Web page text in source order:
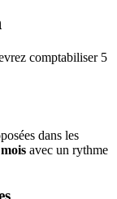
comptabiliser 5
dans les
avec un rythme